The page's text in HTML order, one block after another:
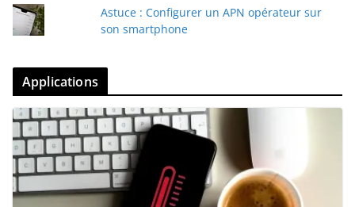
Astuce : Configurer un APN opérateur sur
son smartphone
Applications